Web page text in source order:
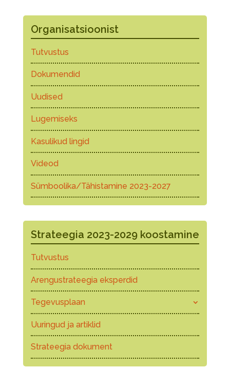
Organisatsioonist
Tutvustus
Dokumendid
Uudised
Lugemiseks
Kasulikud lingid
Videod
Sümboolika/Tähistamine 2023-2027
Strateegia 2023-2029 koostamine
Tutvustus
Arengustrateegia eksperdid
Tegevusplaan
Uuringud ja artiklid
Strateegia dokument